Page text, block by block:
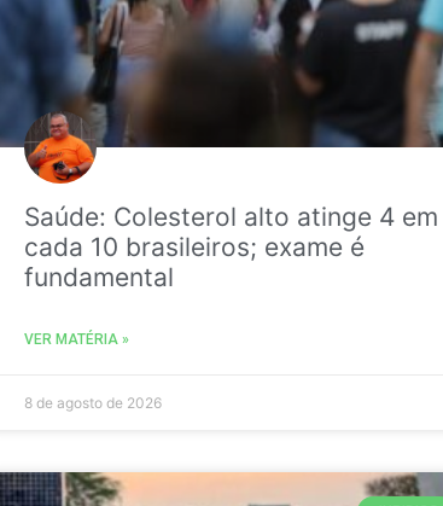
Saúde: Colesterol alto atinge 4 em
cada 10 brasileiros; exame é
fundamental
VER MATÉRIA »
8 de agosto de 2026